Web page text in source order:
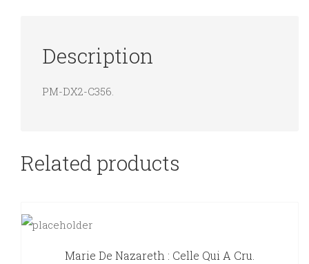
failli
guerre
?
Description
PM-DX2-C356.
Related products
Marie De Nazareth : Celle Qui A Cru.